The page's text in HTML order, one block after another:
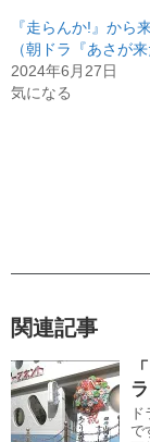
『走らんか!』から
（朝ドラ『あさが来
2024年6月27日
気になる
関連記事
で